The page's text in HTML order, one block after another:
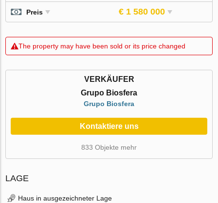
Preis € 1 580 000
The property may have been sold or its price changed
VERKÄUFER
Grupo Biosfera
Grupo Biosfera
Kontaktiere uns
833 Objekte mehr
LAGE
Haus in ausgezeichneter Lage